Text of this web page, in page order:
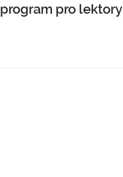
program pro lektory